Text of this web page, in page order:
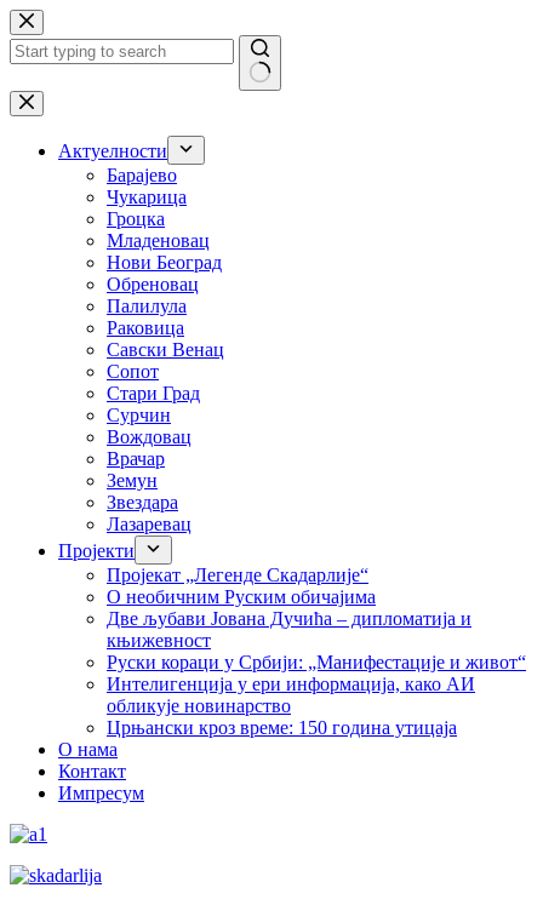
Skip
to
content
No
results
Актуелности
Барајево
Чукарица
Гроцка
Младеновац
Нови Београд
Обреновац
Палилула
Раковица
Савски Венац
Сопот
Стари Град
Сурчин
Вождовац
Врачар
Земун
Звездара
Лазаревац
Пројекти
Пројекат „Легенде Скадарлије“
О необичним Руским обичајима
Две љубави Јована Дучића – дипломатија и
књижевност
Руски кораци у Србији: „Манифестације и живот“
Интелигенција у ери информација, како АИ
обликује новинарство
Црњански кроз време: 150 година утицаја
О нама
Контакт
Импресум